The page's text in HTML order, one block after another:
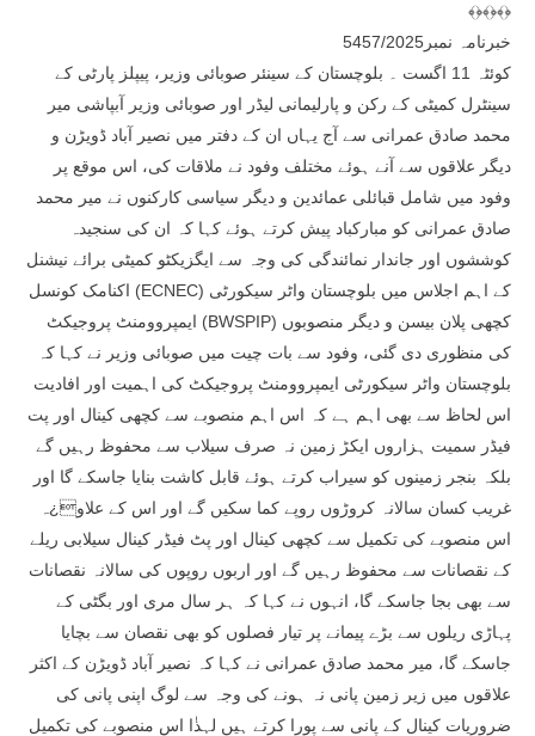
﴾﴿﴾﴿﴾﴿
خبرنامہ نمبر5457/2025
کوئٹہ 11 اگست ۔ بلوچستان کے سینئر صوبائی وزیر، پیپلز پارٹی کے
سینٹرل کمیٹی کے رکن و پارلیمانی لیڈر اور صوبائی وزیر آبپاشی میر
محمد صادق عمرانی سے آج یہاں ان کے دفتر میں نصیر آباد ڈویڑن و
دیگر علاقوں سے آنے ہوئے مختلف وفود نے ملاقات کی، اس موقع پر
وفود میں شامل قبائلی عمائدین و دیگر سیاسی کارکنوں نے میر محمد
صادق عمرانی کو مبارکباد پیش کرتے ہوئے کہا کہ ان کی سنجیدہ
کوششوں اور جاندار نمائندگی کی وجہ سے ایگزیکٹو کمیٹی برائے نیشنل
اکنامک کونسل (ECNEC) کے اہم اجلاس میں بلوچستان واٹر سیکورٹی
ایمپروومنٹ پروجیکٹ (BWSPIP) کچھی پلان بیسن و دیگر منصوبوں
کی منظوری دی گئی، وفود سے بات چیت میں صوبائی وزیر نے کہا کہ
بلوچستان واٹر سیکورٹی ایمپروومنٹ پروجیکٹ کی اہمیت اور افادیت
اس لحاظ سے بھی اہم ہے کہ اس اہم منصوبے سے کچھی کینال اور پت
فیڈر سمیت ہزاروں ایکڑ زمین نہ صرف سیلاب سے محفوظ رہیں گے
بلکہ بنجر زمینوں کو سیراب کرتے ہوئے قابل کاشت بنایا جاسکے گا اور
غریب کسان سالانہ کروڑوں روپے کما سکیں گے اور اس کے علاو¿ہ
اس منصوبے کی تکمیل سے کچھی کینال اور پٹ فیڈر کینال سیلابی ریلے
کے نقصانات سے محفوظ رہیں گے اور اربوں روپوں کی سالانہ نقصانات
سے بھی بجا جاسکے گا، انہوں نے کہا کہ ہر سال مری اور بگٹی کے
پہاڑی ریلوں سے بڑے پیمانے پر تیار فصلوں کو بھی نقصان سے بچایا
جاسکے گا، میر محمد صادق عمرانی نے کہا کہ نصیر آباد ڈویڑن کے اکثر
علاقوں میں زیر زمین پانی نہ ہونے کی وجہ سے لوگ اپنی پانی کی
ضروریات کینال کے پانی سے پورا کرتے ہیں لہذٰا اس منصوبے کی تکمیل